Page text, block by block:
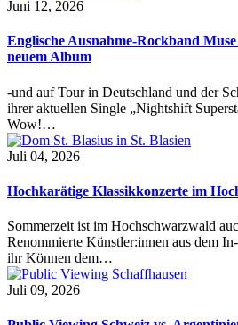
Juni 12, 2026
Englische Ausnahme-Rockband
neuem Album
-und auf Tour in Deutschland und der
ihrer aktuellen Single „Nightshift
Wow!…
Juli 04, 2026
Hochkarätige Klassikkonzerte im
Sommerzeit ist im Hochschwarzwald
Renommierte Künstler:innen aus dem
ihr Können dem…
Juli 09, 2026